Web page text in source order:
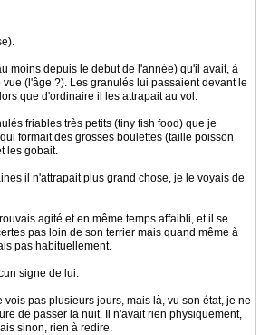
moins depuis le début de l'année) qu'il avait, à
(l'âge ?). Les granulés lui passaient devant le
que d'ordinaire il les attrapait au vol.
friables très petits (tiny fish food) que je
formait des grosses boulettes (taille poisson
les gobait.
il n'attrapait plus grand chose, je le voyais de
agité et en même temps affaibli, et il se
pas loin de son terrier mais quand même à
pas habituellement.
signe de lui.
pas plusieurs jours, mais là, vu son état, je ne
de passer la nuit. Il n'avait rien physiquement,
sinon, rien à redire.